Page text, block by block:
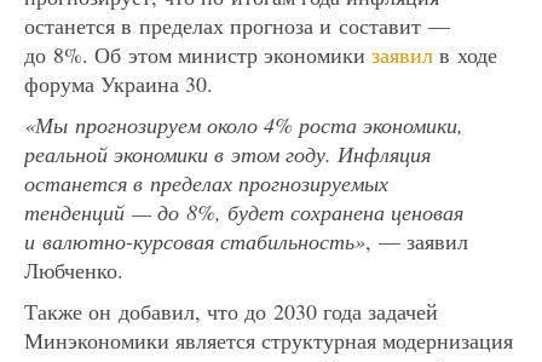
останется в пределах прогноза и составит —
до 8%. Об этом министр экономики заявил в ходе
форума Украина 30.
«Мы прогнозируем около 4% роста экономики,
реальной экономики в этом году. Инфляция
останется в пределах прогнозируемых
тенденций — до 8%, будет сохранена ценовая
и валютно-курсовая стабильность», — заявил
Любченко.
Также он добавил, что до 2030 года задачей
Минэкономики является структурная модернизация